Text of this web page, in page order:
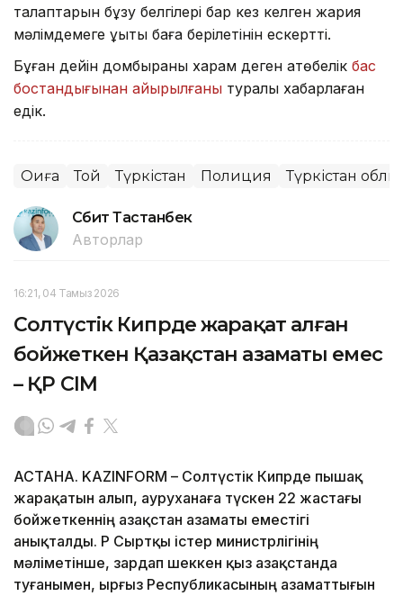
талаптарын бұзу белгілері бар кез келген жария
мәлімдемеге құқықтық баға берілетінін ескертті.
Бұған дейін домбыраны харам деген ақтөбелік бас
бостандығынан айырылғаны туралы хабарлаған
едік.
Оқиға Той Түркістан Полиция Түркістан
Сәбит Тастанбек
Авторлар
16:21, 04 Тамыз 2026
Солтүстік Кипрде жарақат алған
бойжеткен Қазақстан азаматы емес
– ҚР СІМ
АСТАНА. KAZINFORM – Солтүстік Кипрде пышақ
жарақатын алып, ауруханаға түскен 22 жастағы
бойжеткеннің Қазақстан азаматы еместігі
анықталды. ҚР Сыртқы істер министрлігінің
мәліметінше, зардап шеккен қыз Қазақстанда
туғанымен, Қырғыз Республикасының азаматтығын